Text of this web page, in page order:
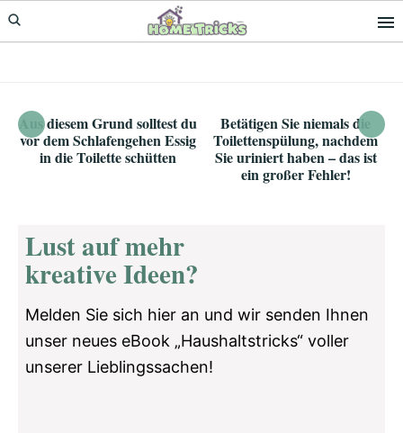
Skip
to
Skip
to
Aus diesem Grund solltest du
vor dem Schlafengehen Essig
in die Toilette schütten
Betätigen Sie niemals die
Toilettenspülung, nachdem
Sie uriniert haben – das ist
ein großer Fehler!
Lust auf mehr
kreative Ideen?
Melden Sie sich hier an und wir senden Ihnen
unser neues eBook „Haushaltstricks“ voller
unserer Lieblingssachen!